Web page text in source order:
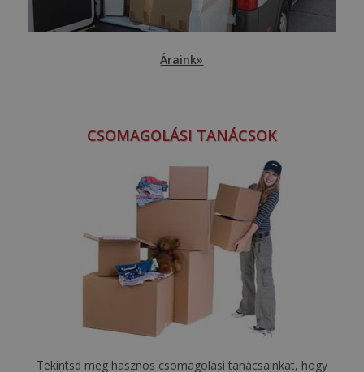
Áraink»
CSOMAGOLÁSI TANÁCSOK
Tekintsd meg hasznos csomagolási tanácsainkat, hogy